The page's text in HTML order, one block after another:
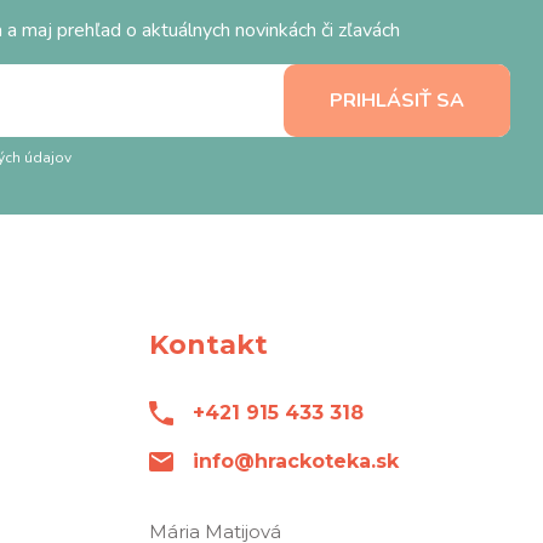
maj prehľad o aktuálnych novinkách či zľavách
údajov
Kontakt
+421 915 433 318
info@hrackoteka.sk
Mária Matijová